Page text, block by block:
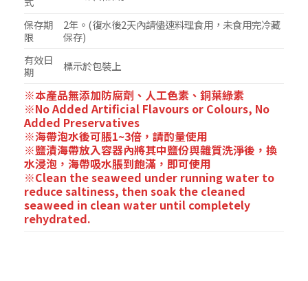
保存期
限
2年。(復水後2天內請儘速料理食用，未食用完冷藏
保存)
有效日
期
標示於包裝上
※本產品無添加防腐劑、人工色素、銅葉綠素
※No Added Artificial Flavours or Colours, No
Added Preservatives
※海帶泡水後可脹1~3倍，請酌量使用
※鹽漬海帶放入容器內將其中鹽份與雜質洗淨後，換
水浸泡，海帶吸水脹到飽滿，即可使用
※Clean the seaweed under running water to
reduce saltiness, then soak the cleaned
seaweed in clean water until completely
rehydrated.